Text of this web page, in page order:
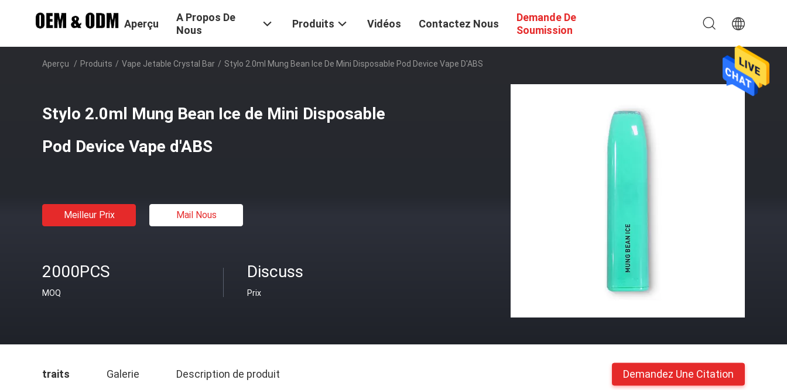
Aperçu
A Propos De
Nous
Produits Vidéos Contactez Nous
Demande De
Soumission
Aperçu / Produits / Vape Jetable Crystal Bar / Stylo 2.0ml Mung Bean Ice De Mini Disposable Pod Device Vape D'ABS
Stylo 2.0ml Mung Bean Ice de Mini Disposable
Pod Device Vape d'ABS
Meilleur Prix Mail Nous
2000PCS
MOQ
Discuss
Prix
traits Galerie Description de produit Demandez Une Citation